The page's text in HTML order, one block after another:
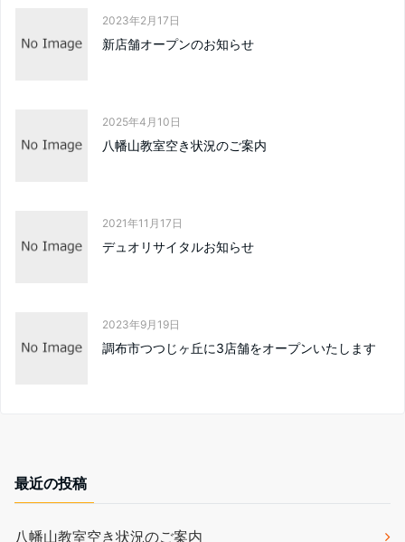
2023年2月17日
新店舗オープンのお知らせ
2025年4月10日
八幡山教室空き状況のご案内
2021年11月17日
デュオリサイタルお知らせ
2023年9月19日
調布市つつじヶ丘に3店舗をオープンいたします
最近の投稿
八幡山教室空き状況のご案内